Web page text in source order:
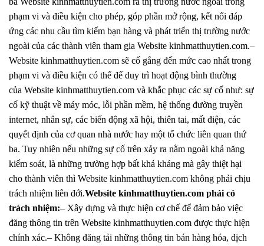
phạm vi và điều kiện cho phép, góp phần mở rộng, kết nối đáp
ứng các nhu cầu tìm kiếm bạn hàng và phát triển thị trường nước
ngoài của các thành viên tham gia Website kinhmatthuytien.com.–
Website kinhmatthuytien.com sẽ cố gắng đến mức cao nhất trong
phạm vi và điều kiện có thể để duy trì hoạt động bình thường
của Website kinhmatthuytien.com và khắc phục các sự cố như: sự
cố kỹ thuật về máy móc, lỗi phần mềm, hệ thống đường truyền
internet, nhân sự, các biến động xã hội, thiên tai, mất điện, các
quyết định của cơ quan nhà nước hay một tổ chức liên quan thứ
ba. Tuy nhiên nếu những sự cố trên xảy ra nằm ngoài khả năng
kiểm soát, là những trường hợp bất khả kháng mà gây thiệt hại
cho thành viên thì Website kinhmatthuytien.com không phải chịu
trách nhiệm liên đới.Website kinhmatthuytien.com phải có
trách nhiệm:– Xây dựng và thực hiện cơ chế để đảm bảo việc
đăng thông tin trên Website kinhmatthuytien.com được thực hiện
chính xác.– Không đăng tải những thông tin bán hàng hóa, dịch